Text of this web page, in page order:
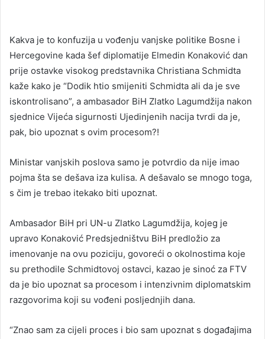
Kakva je to konfuzija u vođenju vanjske politike Bosne i
Hercegovine kada šef diplomatije Elmedin Konaković dan
prije ostavke visokog predstavnika Christiana Schmidta
kaže kako je “Dodik htio smijeniti Schmidta ali da je sve
iskontrolisano”, a ambasador BiH Zlatko Lagumdžija nakon
sjednice Vijeća sigurnosti Ujedinjenih nacija tvrdi da je,
pak, bio upoznat s ovim procesom?!
Ministar vanjskih poslova samo je potvrdio da nije imao
pojma šta se dešava iza kulisa. A dešavalo se mnogo toga,
s čim je trebao itekako biti upoznat.
Ambasador BiH pri UN-u Zlatko Lagumdžija, kojeg je
upravo Konaković Predsjedništvu BiH predložio za
imenovanje na ovu poziciju, govoreći o okolnostima koje
su prethodile Schmidtovoj ostavci, kazao je sinoć za FTV
da je bio upoznat sa procesom i intenzivnim diplomatskim
razgovorima koji su vođeni posljednjih dana.
“Znao sam za cijeli proces i bio sam upoznat s događajima